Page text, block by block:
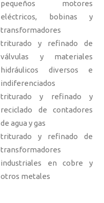
pequeños motores
eléctricos, bobinas y
transformadores
triturado y refinado de
válvulas y materiales
hidráulicos diversos e
indiferenciados
triturado y refinado y
reciclado de contadores
de agua y gas
triturado y refinado de
transformadores
industriales en cobre y
otros metales